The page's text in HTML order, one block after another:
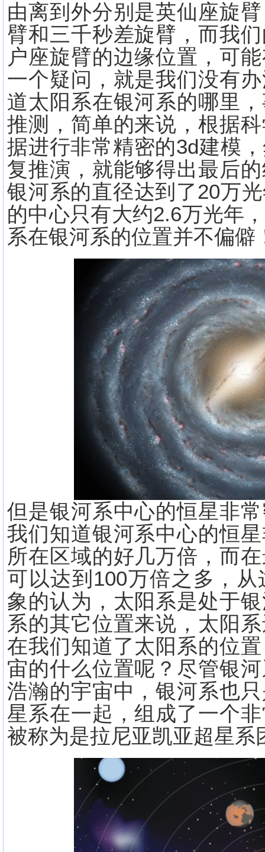
由离到外分别是英仙座旋
臂和三千秒差旋臂，而我
户座旋臂的边缘位置，可
一个疑问，就是我们没有
道太阳系在银河系的哪里
推测，简单的来说，根据
据进行非常精密的3d建模
复推演，就能够得出最后
银河系的直径达到了20万
的中心只有大约2.6万光年
系在银河系的位置并不偏僻
但是银河系中心的恒星非
我们知道银河系中心的恒
所在区域的好几万倍，而
可以达到100万倍之多，
象的认为，太阳系是处于
系的其它位置来说，太阳
在我们知道了太阳系的位
宙的什么位置呢？尽管银
浩瀚的宇宙中，银河系也
星系在一起，组成了一个
被称为是拉尼亚凯亚超星系